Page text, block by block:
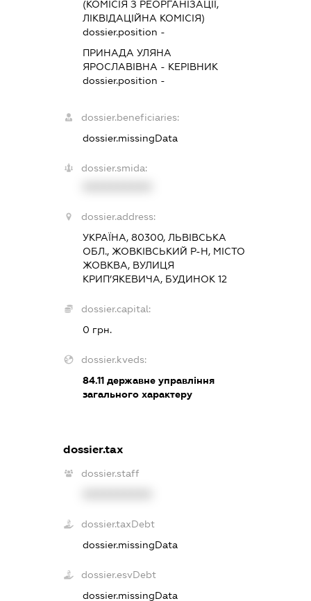
(КОМІСІЯ З РЕОРГАНІЗАЦІЇ,
ЛІКВІДАЦІЙНА КОМІСІЯ)
dossier.position -
ПРИНАДА УЛЯНА
ЯРОСЛАВІВНА - КЕРІВНИК
dossier.position -
dossier.beneficiaries:
dossier.missingData
dossier.smida:
dossier.address:
УКРАЇНА, 80300, ЛЬВІВСЬКА
ОБЛ., ЖОВКІВСЬКИЙ Р-Н, МІСТО
ЖОВКВА, ВУЛИЦЯ
КРИП’ЯКЕВИЧА, БУДИНОК 12
dossier.capital:
0 грн.
dossier.kveds:
84.11 державне управління
загального характеру
dossier.tax
dossier.staff
dossier.taxDebt
dossier.missingData
dossier.esvDebt
dossier.missingData